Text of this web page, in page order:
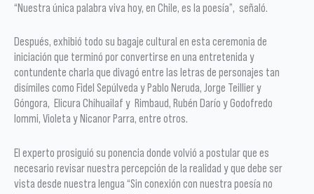
“Nuestra única palabra viva hoy, en Chile, es la poesía”, señaló.
Después, exhibió todo su bagaje cultural en esta ceremonia de
iniciación que terminó por convertirse en una entretenida y
contundente charla que divagó entre las letras de personajes tan
disímiles como Fidel Sepúlveda y Pablo Neruda, Jorge Teillier y
Góngora, Elicura Chihuailaf y Rimbaud, Rubén Darío y Godofredo
Iommi, Violeta y Nicanor Parra, entre otros.
El experto prosiguió su ponencia donde volvió a postular que es
necesario revisar nuestra percepción de la realidad y que debe ser
vista desde nuestra lengua “Sin conexión con nuestra poesía no